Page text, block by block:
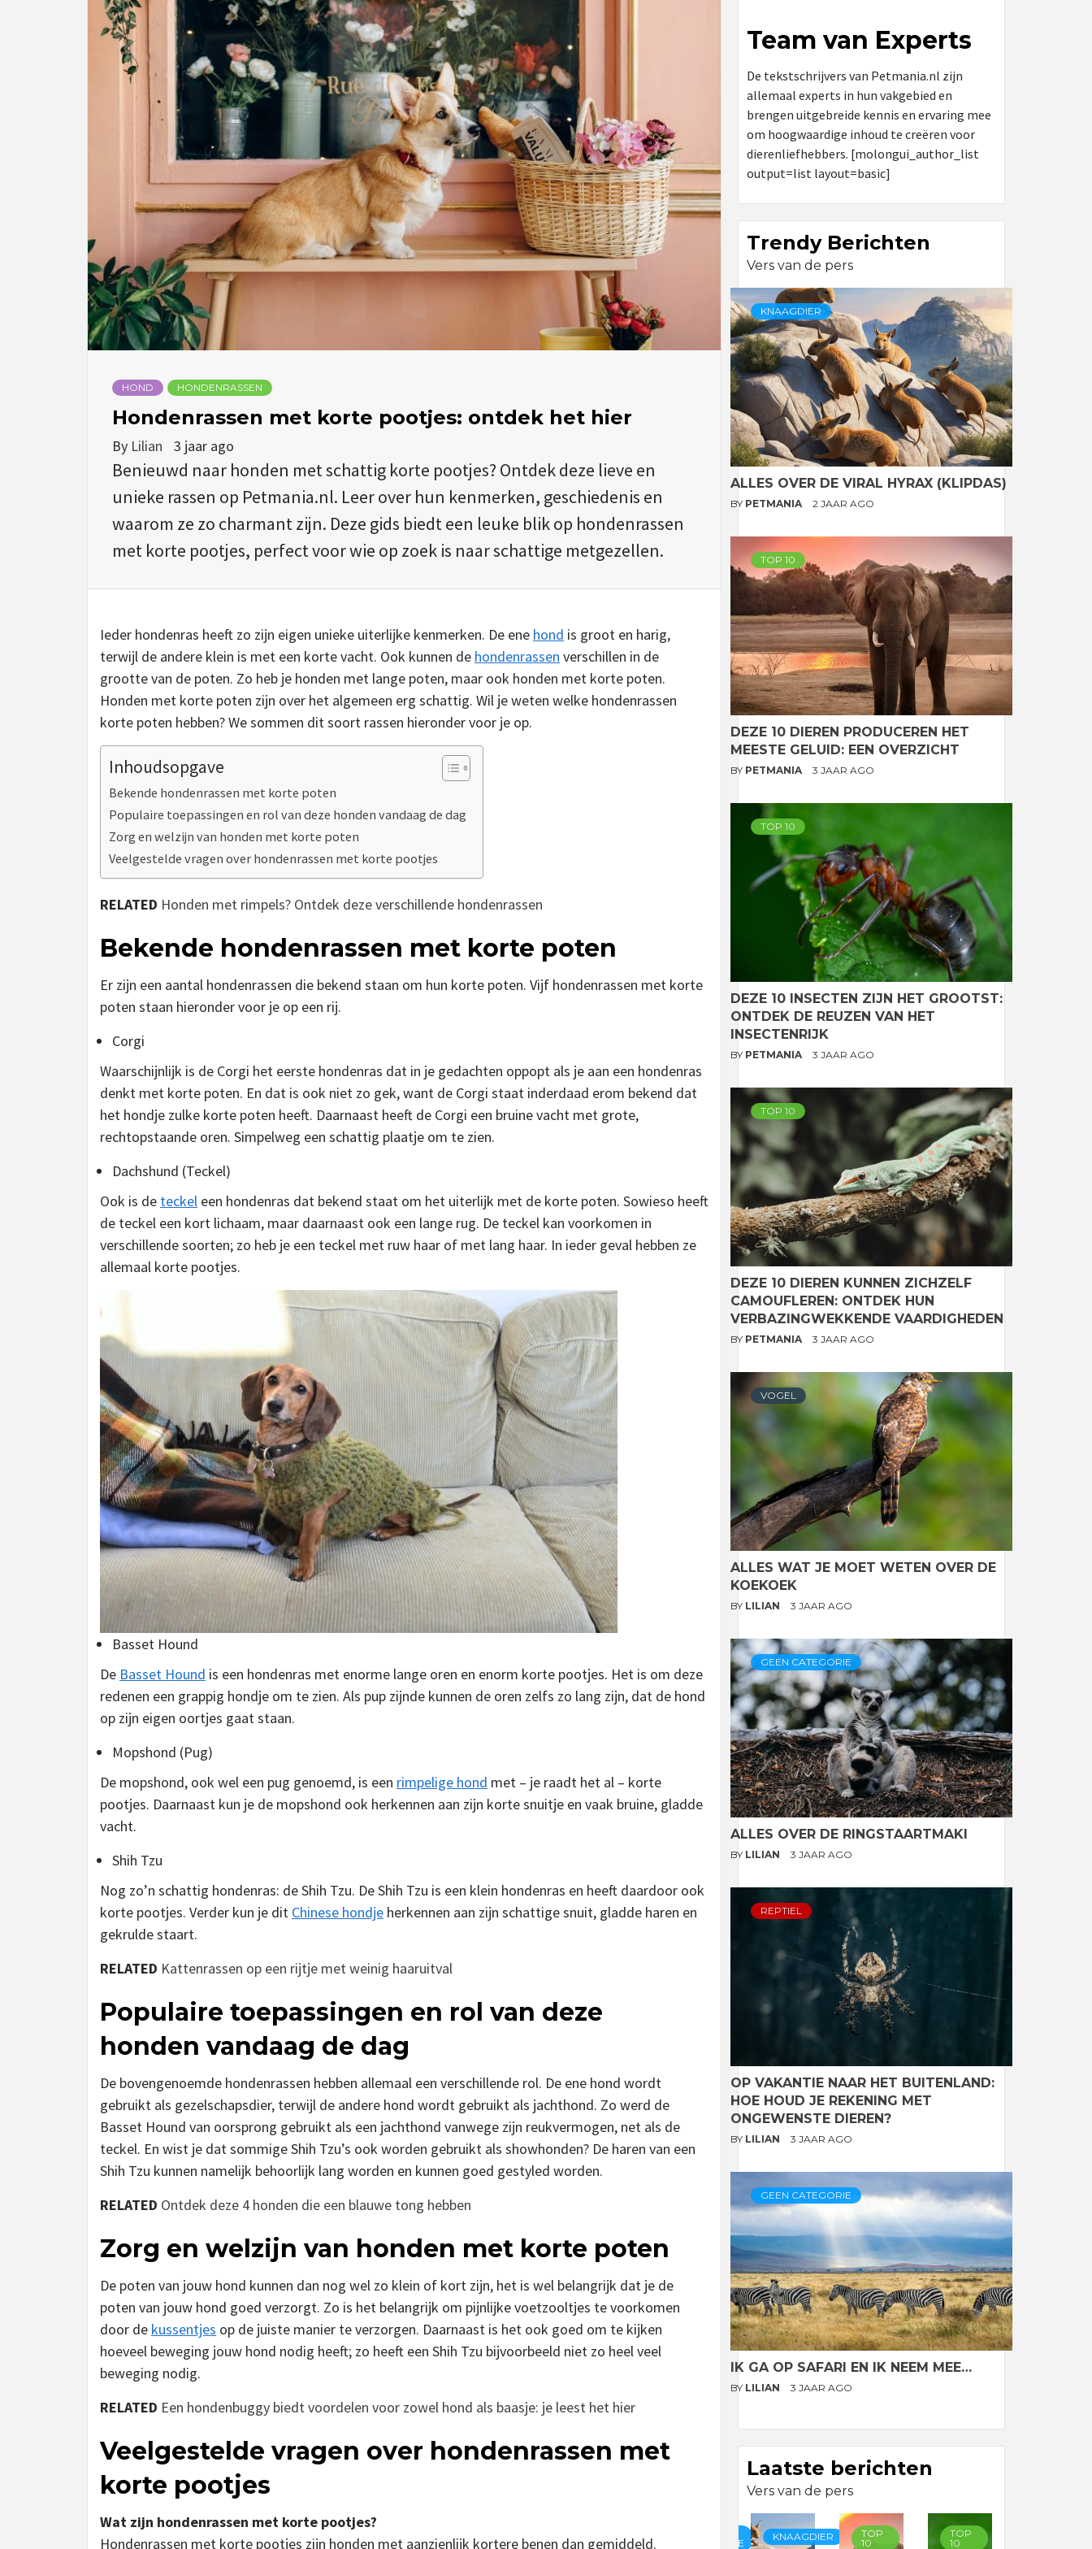
HOND HONDENRASSEN
Hondenrassen met korte pootjes: ontdek het hier
By Lilian 3 jaar ago
Benieuwd naar honden met schattig korte pootjes? Ontdek deze lieve en
unieke rassen op Petmania.nl. Leer over hun kenmerken, geschiedenis en
waarom ze zo charmant zijn. Deze gids biedt een leuke blik op hondenrassen
met korte pootjes, perfect voor wie op zoek is naar schattige metgezellen.
Ieder hondenras heeft zo zijn eigen unieke uiterlijke kenmerken. De ene hond is groot en harig,
terwijl de andere klein is met een korte vacht. Ook kunnen de hondenrassen verschillen in de
grootte van de poten. Zo heb je honden met lange poten, maar ook honden met korte poten.
Honden met korte poten zijn over het algemeen erg schattig. Wil je weten welke hondenrassen
korte poten hebben? We sommen dit soort rassen hieronder voor je op.
Inhoudsopgave
Bekende hondenrassen met korte poten
Populaire toepassingen en rol van deze honden vandaag de dag
Zorg en welzijn van honden met korte poten
Veelgestelde vragen over hondenrassen met korte pootjes
RELATED Honden met rimpels? Ontdek deze verschillende hondenrassen
Bekende hondenrassen met korte poten
Er zijn een aantal hondenrassen die bekend staan om hun korte poten. Vijf hondenrassen met korte
poten staan hieronder voor je op een rij.
Corgi
Waarschijnlijk is de Corgi het eerste hondenras dat in je gedachten oppopt als je aan een hondenras
denkt met korte poten. En dat is ook niet zo gek, want de Corgi staat inderdaad erom bekend dat
het hondje zulke korte poten heeft. Daarnaast heeft de Corgi een bruine vacht met grote,
rechtopstaande oren. Simpelweg een schattig plaatje om te zien.
Dachshund (Teckel)
Ook is de teckel een hondenras dat bekend staat om het uiterlijk met de korte poten. Sowieso heeft
de teckel een kort lichaam, maar daarnaast ook een lange rug. De teckel kan voorkomen in
verschillende soorten; zo heb je een teckel met ruw haar of met lang haar. In ieder geval hebben ze
allemaal korte pootjes.
Basset Hound
De Basset Hound is een hondenras met enorme lange oren en enorm korte pootjes. Het is om deze
redenen een grappig hondje om te zien. Als pup zijnde kunnen de oren zelfs zo lang zijn, dat de hond
op zijn eigen oortjes gaat staan.
Mopshond (Pug)
De mopshond, ook wel een pug genoemd, is een rimpelige hond met – je raadt het al – korte
pootjes. Daarnaast kun je de mopshond ook herkennen aan zijn korte snuitje en vaak bruine, gladde
vacht.
Shih Tzu
Nog zo’n schattig hondenras: de Shih Tzu. De Shih Tzu is een klein hondenras en heeft daardoor ook
korte pootjes. Verder kun je dit Chinese hondje herkennen aan zijn schattige snuit, gladde haren en
gekrulde staart.
RELATED Kattenrassen op een rijtje met weinig haaruitval
Populaire toepassingen en rol van deze
honden vandaag de dag
De bovengenoemde hondenrassen hebben allemaal een verschillende rol. De ene hond wordt
gebruikt als gezelschapsdier, terwijl de andere hond wordt gebruikt als jachthond. Zo werd de
Basset Hound van oorsprong gebruikt als een jachthond vanwege zijn reukvermogen, net als de
teckel. En wist je dat sommige Shih Tzu’s ook worden gebruikt als showhonden? De haren van een
Shih Tzu kunnen namelijk behoorlijk lang worden en kunnen goed gestyled worden.
RELATED Ontdek deze 4 honden die een blauwe tong hebben
Zorg en welzijn van honden met korte poten
De poten van jouw hond kunnen dan nog wel zo klein of kort zijn, het is wel belangrijk dat je de
poten van jouw hond goed verzorgt. Zo is het belangrijk om pijnlijke voetzooltjes te voorkomen
door de kussentjes op de juiste manier te verzorgen. Daarnaast is het ook goed om te kijken
hoeveel beweging jouw hond nodig heeft; zo heeft een Shih Tzu bijvoorbeeld niet zo heel veel
beweging nodig.
RELATED Een hondenbuggy biedt voordelen voor zowel hond als baasje: je leest het hier
Veelgestelde vragen over hondenrassen met
korte pootjes
Wat zijn hondenrassen met korte pootjes?
Hondenrassen met korte pootjes zijn honden met aanzienlijk kortere benen dan gemiddeld.
Team van Experts
De tekstschrijvers van Petmania.nl zijn
allemaal experts in hun vakgebied en
brengen uitgebreide kennis en ervaring mee
om hoogwaardige inhoud te creëren voor
dierenliefhebbers. [molongui_author_list
output=list layout=basic]
Trendy Berichten
Vers van de pers
KNAAGDIER
ALLES OVER DE VIRAL HYRAX (KLIPDAS)
BY PETMANIA 2 JAAR AGO
TOP 10
DEZE 10 DIEREN PRODUCEREN HET
MEESTE GELUID: EEN OVERZICHT
BY PETMANIA 3 JAAR AGO
TOP 10
DEZE 10 INSECTEN ZIJN HET GROOTST:
ONTDEK DE REUZEN VAN HET
INSECTENRIJK
BY PETMANIA 3 JAAR AGO
TOP 10
DEZE 10 DIEREN KUNNEN ZICHZELF
CAMOUFLEREN: ONTDEK HUN
VERBAZINGWEKKENDE VAARDIGHEDEN
BY PETMANIA 3 JAAR AGO
VOGEL
ALLES WAT JE MOET WETEN OVER DE
KOEKOEK
BY LILIAN 3 JAAR AGO
GEEN CATEGORIE
ALLES OVER DE RINGSTAARTMAKI
BY LILIAN 3 JAAR AGO
REPTIEL
OP VAKANTIE NAAR HET BUITENLAND:
HOE HOUD JE REKENING MET
ONGEWENSTE DIEREN?
BY LILIAN 3 JAAR AGO
GEEN CATEGORIE
IK GA OP SAFARI EN IK NEEM MEE…
BY LILIAN 3 JAAR AGO
Laatste berichten
Vers van de pers
CATEGORIE
REPTIEL
CATEGORIE
KNAAGDIER
TOP
10
TOP
10